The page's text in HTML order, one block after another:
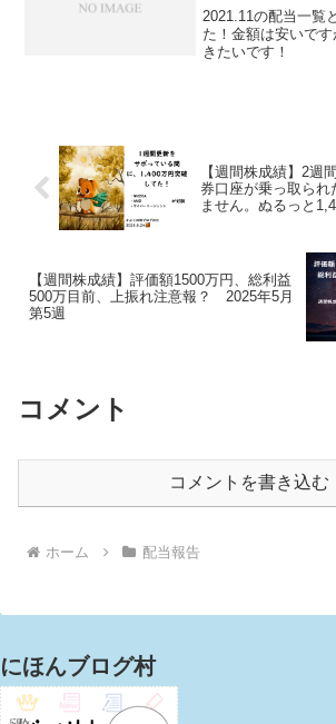
2021.11の配当一覧
た！金額は安いで
きたいです！
【週間株成績】2週
券口座が乗っ取られ
ません。ぬるっと
【週間株成績】評価額1500万円、総利益
500万目前、上振れ注意報？ 2025年5月
第5週
コメント
コメントを書き込む
ホーム 配当報告
にほんブログ村